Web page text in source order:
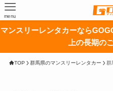
menu
マンスリーレンタカーなら
上の長期の
TOP 群馬県のマンスリーレンタカー 群